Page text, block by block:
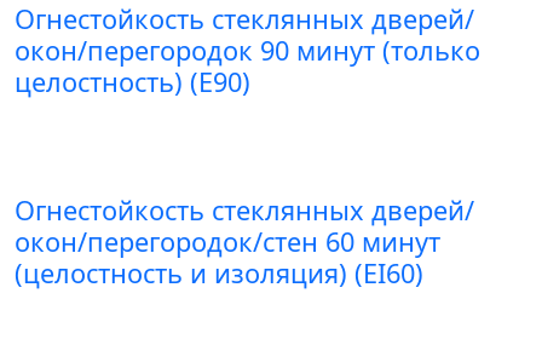
Огнестойкость стеклянных дверей/
окон/перегородок 90 минут (только
целостность) (E90)
Огнестойкость стеклянных дверей/
окон/перегородок/стен 60 минут
(целостность и изоляция) (EI60)